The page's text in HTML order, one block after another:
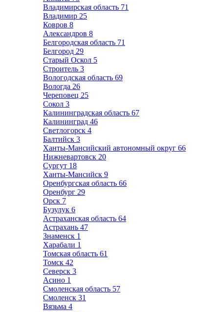
Владимирская область 71
Владимир 25
Ковров 8
Александров 8
Белгородская область 71
Белгород 29
Старый Оскол 5
Строитель 3
Вологодская область 69
Вологда 26
Череповец 25
Сокол 3
Калининградская область 67
Калининград 46
Светлогорск 4
Балтийск 3
Ханты-Мансийский автономный округ 66
Нижневартовск 20
Сургут 18
Ханты-Мансийск 9
Оренбургская область 66
Оренбург 29
Орск 7
Бузулук 6
Астраханская область 64
Астрахань 47
Знаменск 1
Харабали 1
Томская область 61
Томск 42
Северск 3
Асино 1
Смоленская область 57
Смоленск 31
Вязьма 4